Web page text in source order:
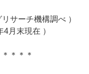
サーチ機構調べ ）
末現在 ）
＊＊＊